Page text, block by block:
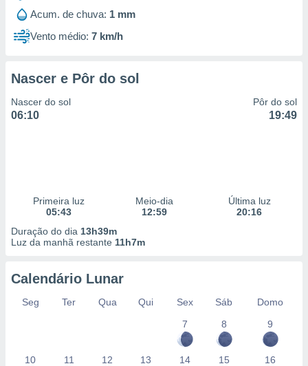
1199
Acum. de chuva: 1 mm
Vento médio: 7 km/h
Nascer e Pôr do sol
Nascer do sol
06:10
Pôr do sol
19:49
Primeira luz
05:43
Meio-dia
12:59
Última luz
20:16
Duração do dia 13h39m
Luz da manhã restante 11h7m
Calendário Lunar
Seg Ter Qua Qui Sex Sáb
Domo
7
8 9
10 11 12 13 14 15 16